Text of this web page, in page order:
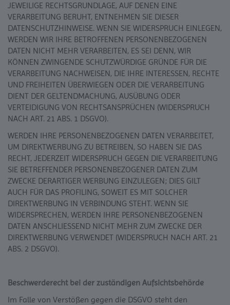
JEWEILIGE RECHTSGRUNDLAGE, AUF DENEN EINE
VERARBEITUNG BERUHT, ENTNEHMEN SIE DIESER
DATENSCHUTZHINWEISE. WENN SIE WIDERSPRUCH EINLEGEN,
WERDEN WIR IHRE BETROFFENEN PERSONENBEZOGENEN
DATEN NICHT MEHR VERARBEITEN, ES SEI DENN, WIR
KÖNNEN ZWINGENDE SCHUTZWÜRDIGE GRÜNDE FÜR DIE
VERARBEITUNG NACHWEISEN, DIE IHRE INTERESSEN, RECHTE
UND FREIHEITEN ÜBERWIEGEN ODER DIE VERARBEITUNG
DIENT DER GELTENDMACHUNG, AUSÜBUNG ODER
VERTEIDIGUNG VON RECHTSANSPRÜCHEN (WIDERSPRUCH
NACH ART. 21 ABS. 1 DSGVO).
WERDEN IHRE PERSONENBEZOGENEN DATEN VERARBEITET,
UM DIREKTWERBUNG ZU BETREIBEN, SO HABEN SIE DAS
RECHT, JEDERZEIT WIDERSPRUCH GEGEN DIE VERARBEITUNG
SIE BETREFFENDER PERSONENBEZOGENER DATEN ZUM
ZWECKE DERARTIGER WERBUNG EINZULEGEN; DIES GILT
AUCH FÜR DAS PROFILING, SOWEIT ES MIT SOLCHER
DIREKTWERBUNG IN VERBINDUNG STEHT. WENN SIE
WIDERSPRECHEN, WERDEN IHRE PERSONENBEZOGENEN
DATEN ANSCHLIESSEND NICHT MEHR ZUM ZWECKE DER
DIREKTWERBUNG VERWENDET (WIDERSPRUCH NACH ART. 21
ABS. 2 DSGVO).
Beschwerde­recht bei der zuständigen Aufsichts­behörde
Im Falle von Verstößen gegen die DSGVO steht den